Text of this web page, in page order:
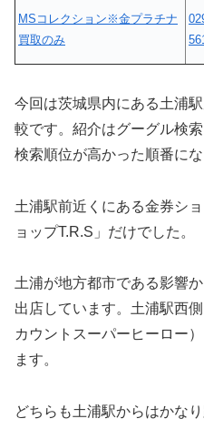
MSコレクション※金プラチナ
買取のみ
今回は茨城県内にある土浦
較です。紹介はグーグル検
検索順位が高かった順番にな
土浦駅前近くにある金券シ
ョップT.R.S」だけでした。
土浦が地方都市である影響
出店しています。土浦駅西
カウントスーパーヒーロー
ます。
どちらも土浦駅からはかな